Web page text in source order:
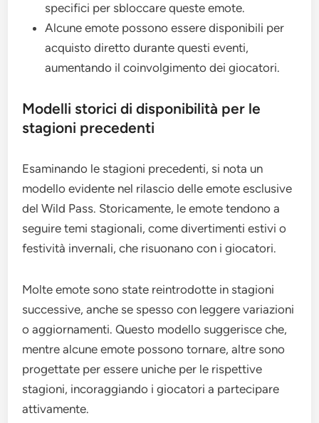
specifici per sbloccare queste emote.
Alcune emote possono essere disponibili per
acquisto diretto durante questi eventi,
aumentando il coinvolgimento dei giocatori.
Modelli storici di disponibilità per le
stagioni precedenti
Esaminando le stagioni precedenti, si nota un
modello evidente nel rilascio delle emote esclusive
del Wild Pass. Storicamente, le emote tendono a
seguire temi stagionali, come divertimenti estivi o
festività invernali, che risuonano con i giocatori.
Molte emote sono state reintrodotte in stagioni
successive, anche se spesso con leggere variazioni
o aggiornamenti. Questo modello suggerisce che,
mentre alcune emote possono tornare, altre sono
progettate per essere uniche per le rispettive
stagioni, incoraggiando i giocatori a partecipare
attivamente.